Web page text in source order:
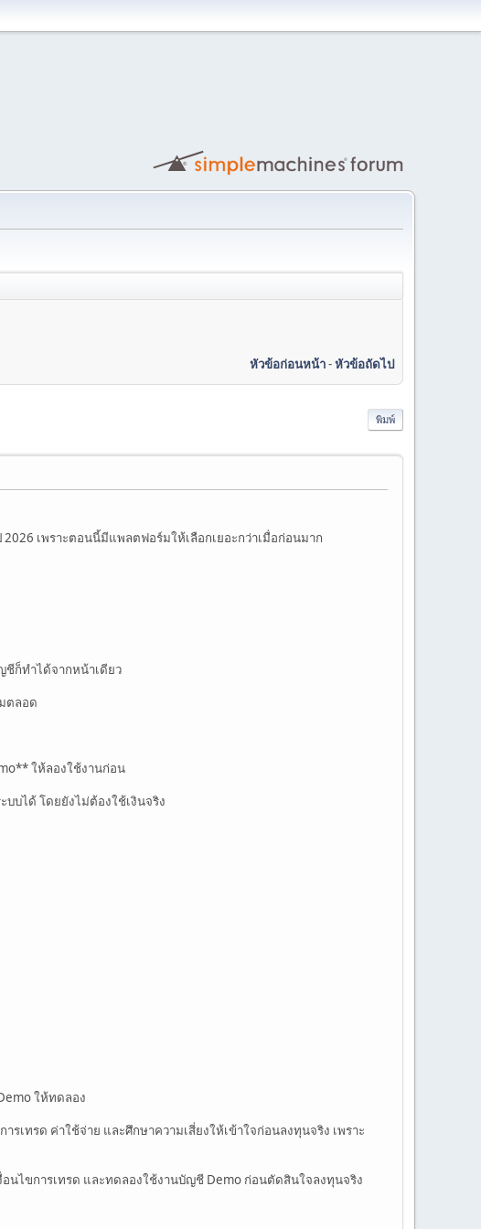
หัวข้อก่อนหน้า-หัวข้อถัดไป
พิมพ์
เพราะตอนนี้มีแพลตฟอร์มให้เลือกเยอะกว่าเมื่อก่อนมาก
ชีก็ทำได้จากหน้าเดียว
ตลอด
ให้ลองใช้งานก่อน
บได้ โดยยังไม่ต้องใช้เงินจริง
ให้ทดลอง
เทรด ค่าใช้จ่าย และศึกษาความเสี่ยงให้เข้าใจก่อนลงทุนจริง เพราะ
อนไขการเทรด และทดลองใช้งานบัญชี Demo ก่อนตัดสินใจลงทุนจริง